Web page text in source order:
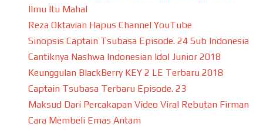
Ilmu Itu Mahal
Reza Oktavian Hapus Channel YouTube
Sinopsis Captain Tsubasa Episode. 24 Sub Indonesia
Cantiknya Nashwa Indonesian Idol Junior 2018
Keunggulan BlackBerry KEY 2 LE Terbaru 2018
Captain Tsubasa Terbaru Episode. 23
Maksud Dari Percakapan Video Viral Rebutan Firman
Cara Membeli Emas Antam